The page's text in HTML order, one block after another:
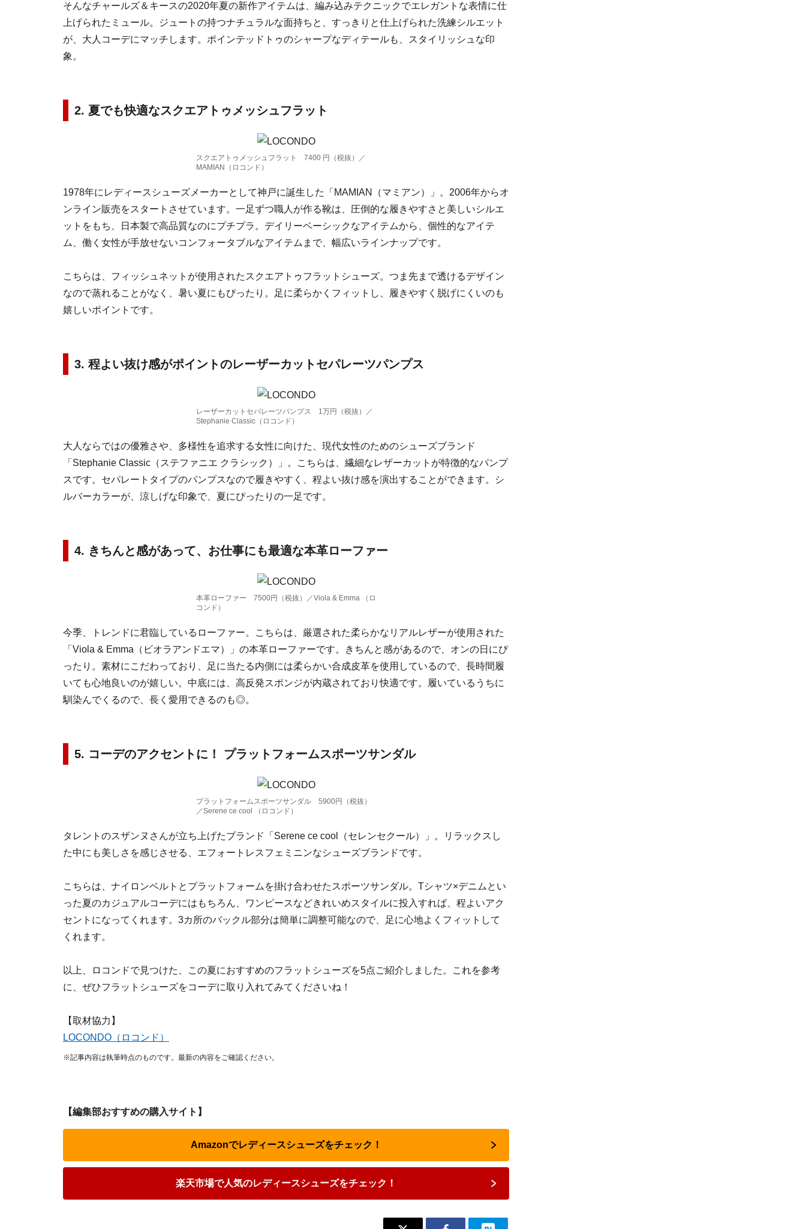
そんなチャールズ＆キースの2020年夏の新作アイテムは、編み込みテクニックでエレガントな表情に仕
上げられたミュール。ジュートの持つナチュラルな面持ちと、すっきりと仕上げられた洗練シルエット
が、大人コーデにマッチします。ポインテッドトゥのシャープなディテールも、スタイリッシュな印
象。
2. 夏でも快適なスクエアトゥメッシュフラット
スクエアトゥメッシュフラット 7400 円（税抜）／
MAMIAN（ロコンド）
1978年にレディースシューズメーカーとして神戸に誕生した「MAMIAN（マミアン）」。2006年からオ
ンライン販売をスタートさせています。一足ずつ職人が作る靴は、圧倒的な履きやすさと美しいシルエ
ットをもち、日本製で高品質なのにプチプラ。デイリーベーシックなアイテムから、個性的なアイテ
ム、働く女性が手放せないコンフォータブルなアイテムまで、幅広いラインナップです。
こちらは、フィッシュネットが使用されたスクエアトゥフラットシューズ。つま先まで透けるデザイン
なので蒸れることがなく、暑い夏にもぴったり。足に柔らかくフィットし、履きやすく脱げにくいのも
嬉しいポイントです。
3. 程よい抜け感がポイントのレーザーカットセパレーツパンプス
レーザーカットセパレーツパンプス 1万円（税抜）／
Stephanie Classic（ロコンド）
大人ならではの優雅さや、多様性を追求する女性に向けた、現代女性のためのシューズブランド
「Stephanie Classic（ステファニエ クラシック）」。こちらは、繊細なレザーカットが特徴的なパンプ
スです。セパレートタイプのパンプスなので履きやすく、程よい抜け感を演出することができます。シ
ルバーカラーが、涼しげな印象で、夏にぴったりの一足です。
4. きちんと感があって、お仕事にも最適な本革ローファー
本革ローファー 7500円（税抜）／Viola & Emma （ロ
コンド）
今季、トレンドに君臨しているローファー。こちらは、厳選された柔らかなリアルレザーが使用された
「Viola & Emma（ビオラアンドエマ）」の本革ローファーです。きちんと感があるので、オンの日にぴ
ったり。素材にこだわっており、足に当たる内側には柔らかい合成皮革を使用しているので、長時間履
いても心地良いのが嬉しい。中底には、高反発スポンジが内蔵されており快適です。履いているうちに
馴染んでくるので、長く愛用できるのも◎。
5. コーデのアクセントに！ プラットフォームスポーツサンダル
プラットフォームスポーツサンダル 5900円（税抜）
／Serene ce cool （ロコンド）
タレントのスザンヌさんが立ち上げたブランド「Serene ce cool（セレンセクール）」。リラックスし
た中にも美しさを感じさせる、エフォートレスフェミニンなシューズブランドです。
こちらは、ナイロンベルトとプラットフォームを掛け合わせたスポーツサンダル。Tシャツ×デニムとい
った夏のカジュアルコーデにはもちろん、ワンピースなどきれいめスタイルに投入すれば、程よいアク
セントになってくれます。3カ所のバックル部分は簡単に調整可能なので、足に心地よくフィットして
くれます。
以上、ロコンドで見つけた、この夏におすすめのフラットシューズを5点ご紹介しました。これを参考
に、ぜひフラットシューズをコーデに取り入れてみてくださいね！
【取材協力】
LOCONDO（ロコンド）
※記事内容は執筆時点のものです。最新の内容をご確認ください。
【編集部おすすめの購入サイト】
Amazonでレディースシューズをチェック！
楽天市場で人気のレディースシューズをチェック！